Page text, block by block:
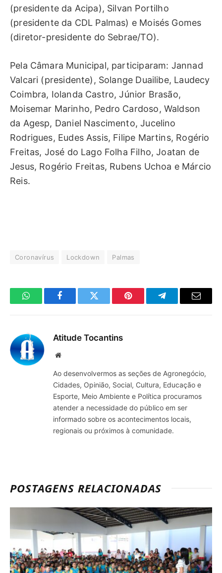
(presidente da Acipa), Silvan Portilho
(presidente da CDL Palmas) e Moisés Gomes
(diretor-presidente do Sebrae/TO).
Pela Câmara Municipal, participaram: Jannad
Valcari (presidente), Solange Duailibe, Laudecy
Coimbra, Iolanda Castro, Júnior Brasão,
Moisemar Marinho, Pedro Cardoso, Waldson
da Agesp, Daniel Nascimento, Jucelino
Rodrigues, Eudes Assis, Filipe Martins, Rogério
Freitas, José do Lago Folha Filho, Joatan de
Jesus, Rogério Freitas, Rubens Uchoa e Márcio
Reis.
Coronavírus Lockdown Palmas
WhatsAppFacebookTwitter Pinterest TelegramaE-
Atitude Tocantins
Site
Ao desenvolvermos as seções de Agronegócio,
Cidades, Opinião, Social, Cultura, Educação e
Esporte, Meio Ambiente e Política procuramos
atender a necessidade do público em ser
informado sobre os acontecimentos locais,
regionais ou próximos à comunidade.
POSTAGENS RELACIONADAS